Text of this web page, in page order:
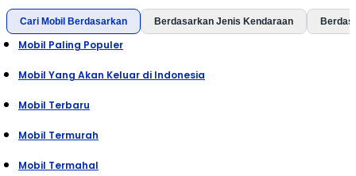
Cari Mobil Berdasarkan Berdasarkan Jenis Kendaraan
Mobil Paling Populer
Mobil Yang Akan Keluar di Indonesia
Mobil Terbaru
Mobil Termurah
Mobil Termahal